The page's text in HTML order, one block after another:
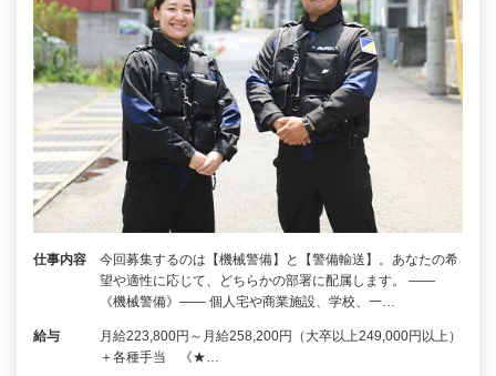
仕事内容
今回募集するのは【機械警備】と【警備輸送】。あなたの希
望や適性に応じて、どちらかの部署に配属します。 ――
《機械警備》―― 個人宅や商業施設、学校、一…
給与
月給223,800円～月給258,200円（大卒以上249,000円以上）
＋各種手当 《★…